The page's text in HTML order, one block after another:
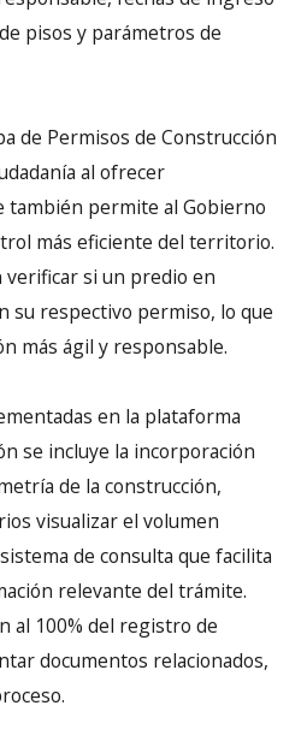
pisos y parámetros de
de Permisos de Construcción
al ofrecer
también permite al Gobierno
más eficiente del territorio.
verificar si un predio en
su respectivo permiso, lo que
más ágil y responsable.
en la plataforma
se incluye la incorporación
de la construcción,
visualizar el volumen
de consulta que facilita
relevante del trámite.
al 100% del registro de
documentos relacionados,